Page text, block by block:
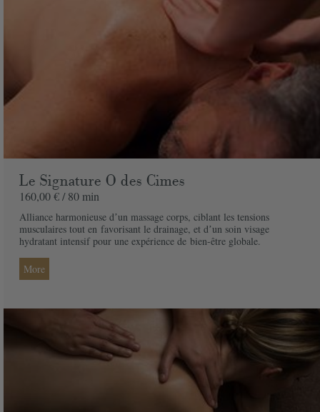
Adresse de facturation
*
Prénom*
Téléphone*
Le Signature O des Cimes
160,00 € /80 min
Alliance harmonieuse dʼun massage corps, ciblant les tensions
musculaires tout enfavorisant le drainage, et dʼun soin visage
hydratant intensif pour une expérience debien-être globale.
More